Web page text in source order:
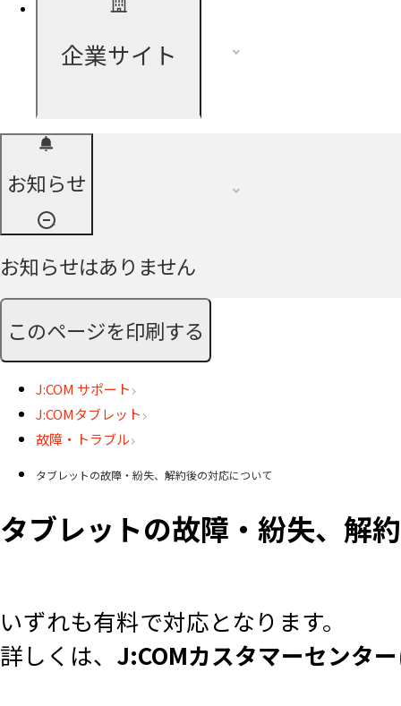
企業サイト
お知らせ
お知らせはありません
このページを印刷する
J:COM サポート
J:COMタブレット
故障・トラブル
タブレットの故障・紛失、解約後の対応について
タブレットの故障・紛失、解
いずれも有料で対応となります。
詳しくは、 J:COMカスタマーセンター